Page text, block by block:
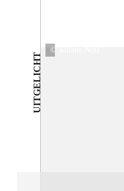
UITGELICHT © Juliane Noll